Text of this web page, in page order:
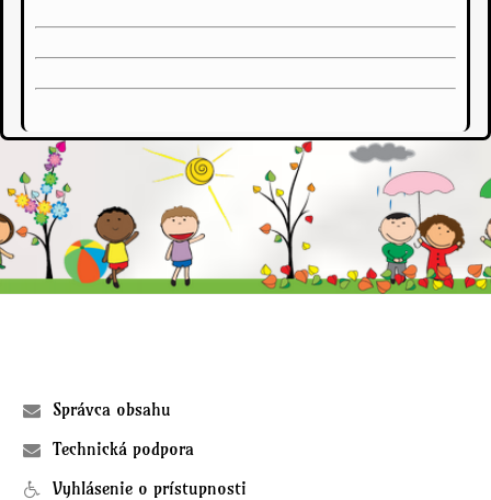
Správca obsahu
Technická podpora
Vyhlásenie o prístupnosti